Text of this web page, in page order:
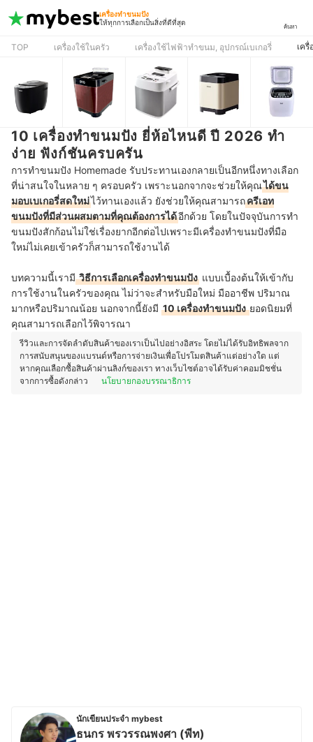
เครื่องทำขนมปัง
ให้ทุกการเลือกเป็นสิ่งที่ดีที่สุด
ค้นหา
TOP เครื่องใช้ในครัว เครื่องใช้ไฟฟ้าทำขนม, อุปกรณ์เบเกอรี่ เค
10 เครื่องทำขนมปัง ยี่ห้อไหนดี ปี 2026 ทำ
ง่าย ฟังก์ชันครบครัน
การทำขนมปัง Homemade รับประทานเองกลายเป็นอีกหนึ่งทางเลือก
ที่น่าสนใจในหลาย ๆ ครอบครัว เพราะนอกจากจะช่วยให้คุณได้ขน
มอบเบเกอรี่สดใหม่ไว้ทานเองแล้ว ยังช่วยให้คุณสามารถครีเอท
ขนมปังที่มีส่วนผสมตามที่คุณต้องการได้อีกด้วย โดยในปัจจุบันการทำ
ขนมปังสักก้อนไม่ใช่เรื่องยากอีกต่อไปเพราะมีเครื่องทำขนมปังที่มือ
ใหม่ไม่เคยเข้าครัวก็สามารถใช้งานได้
บทความนี้เรามีวิธีการเลือกเครื่องทำขนมปัง แบบเบื้องต้นให้เข้ากับ
การใช้งานในครัวของคุณ ไม่ว่าจะสำหรับมือใหม่ มืออาชีพ ปริมาณ
มากหรือปริมาณน้อย นอกจากนี้ยังมี 10 เครื่องทำขนมปังยอดนิยมที่
คุณสามารถเลือกไว้พิจารณา
รีวิวและการจัดลำดับสินค้าของเราเป็นไปอย่างอิสระ โดยไม่ได้รับอิทธิพลจาก
การสนับสนุนของแบรนด์หรือการจ่ายเงินเพื่อโปรโมตสินค้าแต่อย่างใด แต่
หากคุณเลือกซื้อสินค้าผ่านลิงก์ของเรา ทางเว็บไซต์อาจได้รับค่าคอมมิชชั่น
จากการซื้อดังกล่าว
นโยบายกองบรรณาธิการ
นักเขียนประจำ mybest
ธนกร พรวรรณพงศา (พีท)